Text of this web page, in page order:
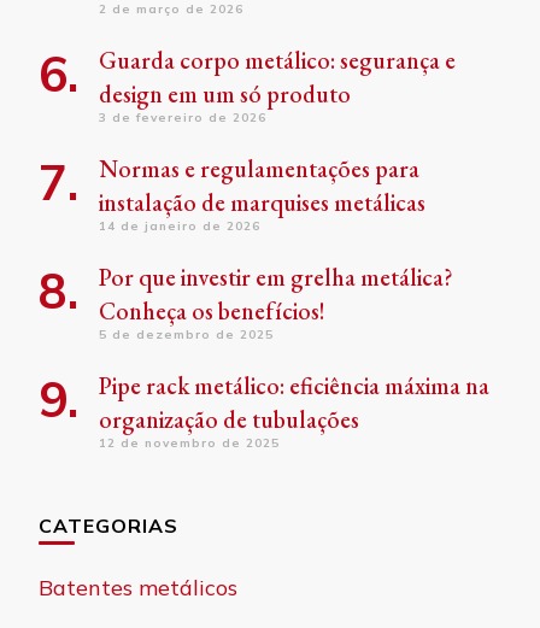
2 de março de 2026
Guarda corpo metálico: segurança e
design em um só produto
3 de fevereiro de 2026
Normas e regulamentações para
instalação de marquises metálicas
14 de janeiro de 2026
Por que investir em grelha metálica?
Conheça os benefícios!
5 de dezembro de 2025
Pipe rack metálico: eficiência máxima na
organização de tubulações
12 de novembro de 2025
CATEGORIAS
Batentes metálicos